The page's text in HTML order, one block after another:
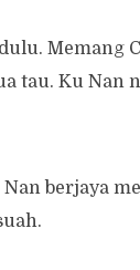
Memang
tau. Ku Nan
berjaya